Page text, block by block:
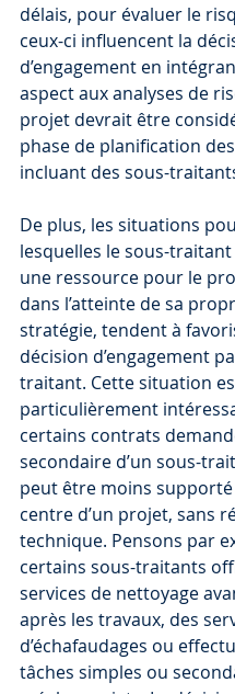
délais, pour évaluer le
ceux-ci influencent la
d’engagement en
aspect aux analyses de
projet devrait être
phase de planification
incluant des sous-
De plus, les situations
lesquelles le sous-
une ressource pour le
dans l’atteinte de sa
stratégie, tendent à
décision d’engagement
traitant. Cette situation
particulièrement
certains contrats
secondaire d’un sous-
peut être moins
centre d’un projet, sans
technique. Pensons par
certains sous-traitants
services de nettoyage
après les travaux, des
d’échafaudages ou
tâches simples ou